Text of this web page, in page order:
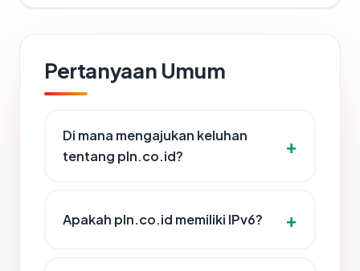
Pertanyaan Umum
Di mana mengajukan keluhan
tentang pln.co.id?
Apakah pln.co.id memiliki IPv6?